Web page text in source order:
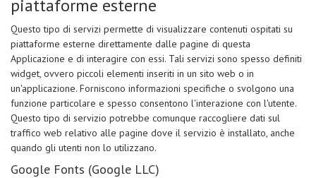
piattaforme esterne
Questo tipo di servizi permette di visualizzare contenuti ospitati su
piattaforme esterne direttamente dalle pagine di questa
Applicazione e di interagire con essi. Tali servizi sono spesso definiti
widget, ovvero piccoli elementi inseriti in un sito web o in
un'applicazione. Forniscono informazioni specifiche o svolgono una
funzione particolare e spesso consentono l'interazione con l'utente.
Questo tipo di servizio potrebbe comunque raccogliere dati sul
traffico web relativo alle pagine dove il servizio è installato, anche
quando gli utenti non lo utilizzano.
Google Fonts (Google LLC)